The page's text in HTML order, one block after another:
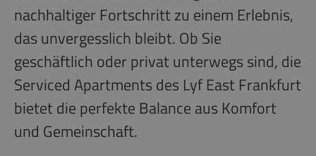
nachhaltiger Fortschritt zu einem Erlebnis,
das unvergesslich bleibt. Ob Sie
geschäftlich oder privat unterwegs sind, die
Serviced Apartments des Lyf East Frankfurt
bietet die perfekte Balance aus Komfort
und Gemeinschaft.